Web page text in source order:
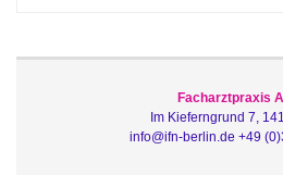
Facharztpraxis
Im Kieferngrund 7,
info@ifn-berlin.de +49